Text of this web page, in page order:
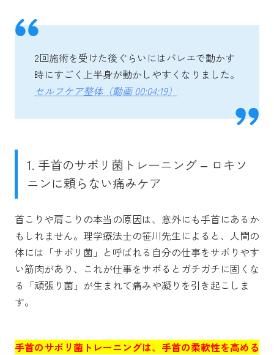
2回施術を受けた後ぐらいにはバレエで動かす
時にすごく上半身が動かしやすくなりました。
セルフケア整体（動画 00:04:19）
1. 手首のサボリ菌トレーニング – ロキソ
ニンに頼らない痛みケア
首こりや肩こりの本当の原因は、意外にも手首にあるか
もしれません。理学療法士の笹川先生によると、人間の
体には「サボリ菌」と呼ばれる自分の仕事をサボりやす
い筋肉があり、これが仕事をサボるとガチガチに固くな
る「頑張り菌」が生まれて痛みや凝りを引き起こしま
す。
手首のサボリ菌トレーニングは、手首の柔軟性を高める